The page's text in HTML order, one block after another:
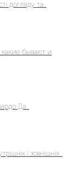
догляду та...
какие бывают и
Да...
і зовнішніх...